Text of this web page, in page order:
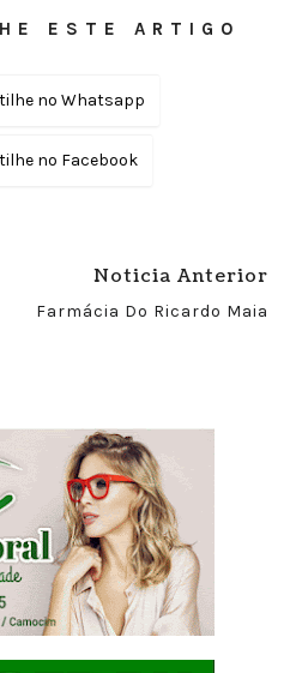
ESTE ARTIGO
no Whatsapp
no Facebook
Noticia Anterior
Farmácia Do Ricardo Maia